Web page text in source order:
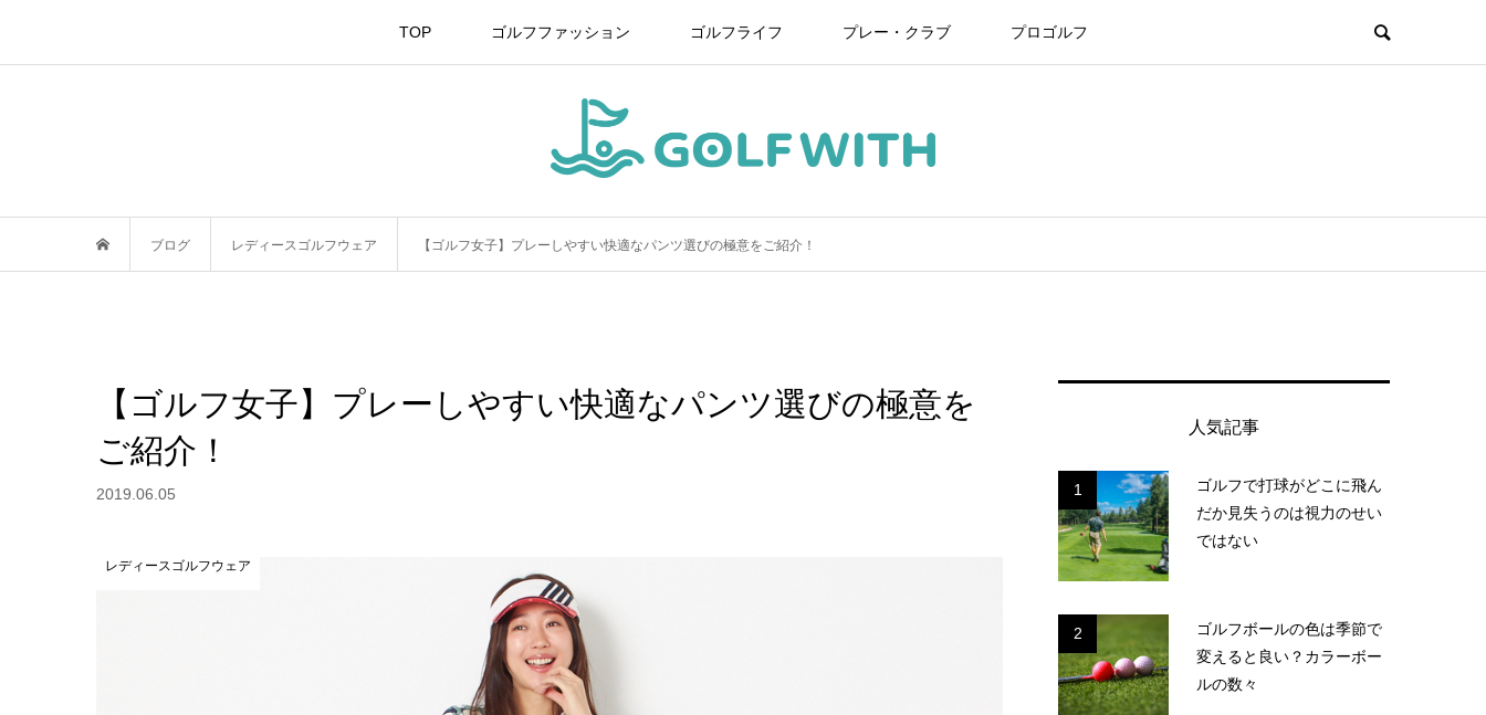
TOP ゴルフファッション ゴルフライフ プレー・クラブ プロゴルフ
ブログ レディースゴルフウェア 【ゴルフ女子】プレーしやすい快適なパンツ選びの極意をご紹介！
【ゴルフ女子】プレーしやすい快適なパンツ選びの極意を
ご紹介！
2019.06.05
レディースゴルフウェア
人気記事
1
ゴルフで打球がどこに飛ん
だか見失うのは視力のせい
ではない
2
ゴルフボールの色は季節で
変えると良い？カラーボー
ルの数々